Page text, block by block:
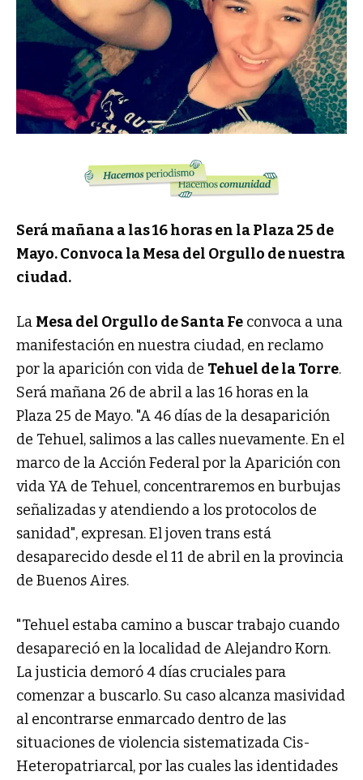
Será mañana a las 16 horas en la Plaza 25 de
Mayo. Convoca la Mesa del Orgullo de nuestra
ciudad.
La Mesa del Orgullo de Santa Fe convoca a una
manifestación en nuestra ciudad, en reclamo
por la aparición con vida de Tehuel de la Torre.
Será mañana 26 de abril a las 16 horas en la
Plaza 25 de Mayo. "A 46 días de la desaparición
de Tehuel, salimos a las calles nuevamente. En el
marco de la Acción Federal por la Aparición con
vida YA de Tehuel, concentraremos en burbujas
señalizadas y atendiendo a los protocolos de
sanidad", expresan. El joven trans está
desaparecido desde el 11 de abril en la provincia
de Buenos Aires.
"Tehuel estaba camino a buscar trabajo cuando
desapareció en la localidad de Alejandro Korn.
La justicia demoró 4 días cruciales para
comenzar a buscarlo. Su caso alcanza masividad
al encontrarse enmarcado dentro de las
situaciones de violencia sistematizada Cis-
Heteropatriarcal, por las cuales las identidades